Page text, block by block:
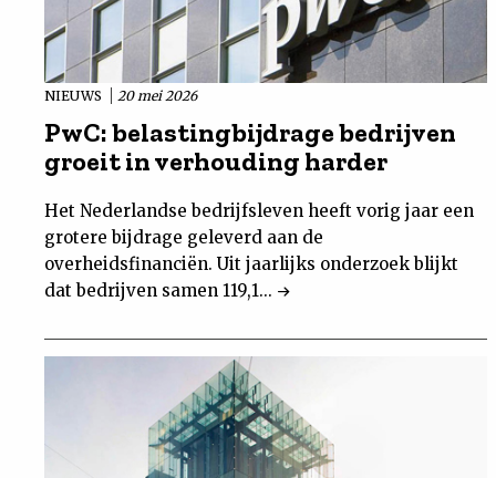
NIEUWS 20 mei 2026
PwC: belastingbijdrage bedrijven
groeit in verhouding harder
Het Nederlandse bedrijfsleven heeft vorig jaar een
grotere bijdrage geleverd aan de
overheidsfinanciën. Uit jaarlijks onderzoek blijkt
dat bedrijven samen 119,1...